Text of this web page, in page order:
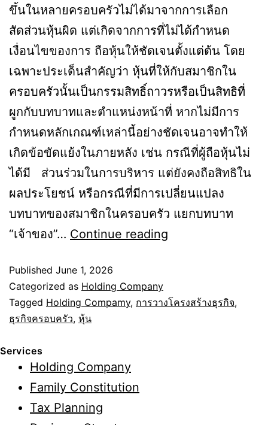
ขึ้นในหลายครอบครัวไม่ได้มาจากการเลือก
สัดส่วนหุ้นผิด แต่เกิดจากการที่ไม่ได้กำหนด
เงื่อนไขของการ ถือหุ้นให้ชัดเจนตั้งแต่ต้น โดย
เฉพาะประเด็นสำคัญว่า หุ้นที่ให้กับสมาชิกใน
ครอบครัวนั้นเป็นกรรมสิทธิ์ถาวรหรือเป็นสิทธิที่
ผูกกับบทบาทและตำแหน่งหน้าที่ หากไม่มีการ
กำหนดหลักเกณฑ์เหล่านี้อย่างชัดเจนอาจทำให้
เกิดข้อขัดแย้งในภายหลัง เช่น กรณีที่ผู้ถือหุ้นไม่
ได้มี ส่วนร่วมในการบริหาร แต่ยังคงถือสิทธิใน
ผลประโยชน์ หรือกรณีที่มีการเปลี่ยนแปลง
บทบาทของสมาชิกในครอบครัว แยกบทบาท
“เจ้าของ”… Continue reading
ถือ
Published June 1, 2026
Categorized as Holding Company
Tagged Holding Compamy, การวางโครงสร้างธุรกิจ,
ธุรกิจครอบครัว, หุ้น
Services
Holding Company
Family Constitution
Tax Planning